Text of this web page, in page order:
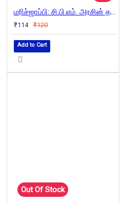
மரிச்ஜாப்பி: சி.பி.எம். அரசின் தலித் இனப் படுகொலைகள்
₹114 ₹120
Add to Cart
Out Of Stock